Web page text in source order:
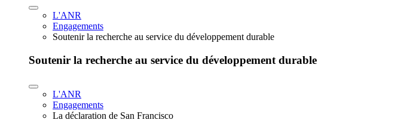
L'ANR
Engagements
Soutenir la recherche au service du développement durable
Soutenir la recherche au service du développement durable
L'ANR
Engagements
La déclaration de San Francisco